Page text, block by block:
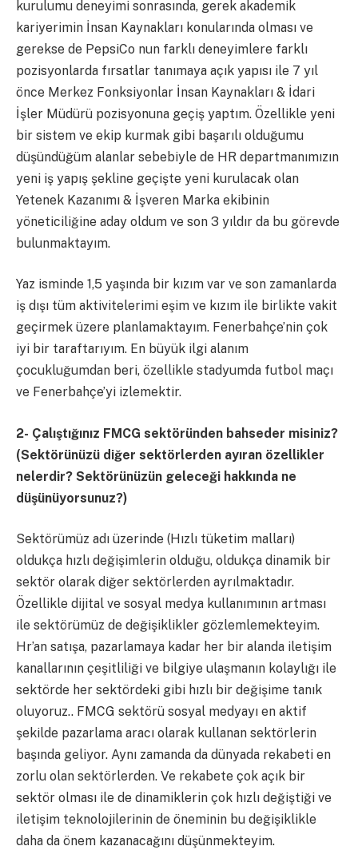
kurulumu deneyimi sonrasında, gerek akademik
kariyerimin İnsan Kaynakları konularında olması ve
gerekse de PepsiCo nun farklı deneyimlere farklı
pozisyonlarda fırsatlar tanımaya açık yapısı ile 7 yıl
önce Merkez Fonksiyonlar İnsan Kaynakları & İdari
İşler Müdürü pozisyonuna geçiş yaptım. Özellikle yeni
bir sistem ve ekip kurmak gibi başarılı olduğumu
düşündüğüm alanlar sebebiyle de HR departmanımızın
yeni iş yapış şekline geçişte yeni kurulacak olan
Yetenek Kazanımı & İşveren Marka ekibinin
yöneticiliğine aday oldum ve son 3 yıldır da bu görevde
bulunmaktayım.
Yaz isminde 1,5 yaşında bir kızım var ve son zamanlarda
iş dışı tüm aktivitelerimi eşim ve kızım ile birlikte vakit
geçirmek üzere planlamaktayım. Fenerbahçe’nin çok
iyi bir taraftarıyım. En büyük ilgi alanım
çocukluğumdan beri, özellikle stadyumda futbol maçı
ve Fenerbahçe’yi izlemektir.
2- Çalıştığınız FMCG sektöründen bahseder misiniz?
(Sektörünüzü diğer sektörlerden ayıran özellikler
nelerdir? Sektörünüzün geleceği hakkında ne
düşünüyorsunuz?)
Sektörümüz adı üzerinde (Hızlı tüketim malları)
oldukça hızlı değişimlerin olduğu, oldukça dinamik bir
sektör olarak diğer sektörlerden ayrılmaktadır.
Özellikle dijital ve sosyal medya kullanımının artması
ile sektörümüz de değişiklikler gözlemlemekteyim.
Hr’an satışa, pazarlamaya kadar her bir alanda iletişim
kanallarının çeşitliliği ve bilgiye ulaşmanın kolaylığı ile
sektörde her sektördeki gibi hızlı bir değişime tanık
oluyoruz.. FMCG sektörü sosyal medyayı en aktif
şekilde pazarlama aracı olarak kullanan sektörlerin
başında geliyor. Aynı zamanda da dünyada rekabeti en
zorlu olan sektörlerden. Ve rekabete çok açık bir
sektör olması ile de dinamiklerin çok hızlı değiştiği ve
iletişim teknolojilerinin de öneminin bu değişiklikle
daha da önem kazanacağını düşünmekteyim.